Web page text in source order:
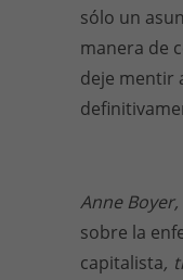
sólo un
manera de
deje mentir
Anne Boyer,
sobre la
capitalista,